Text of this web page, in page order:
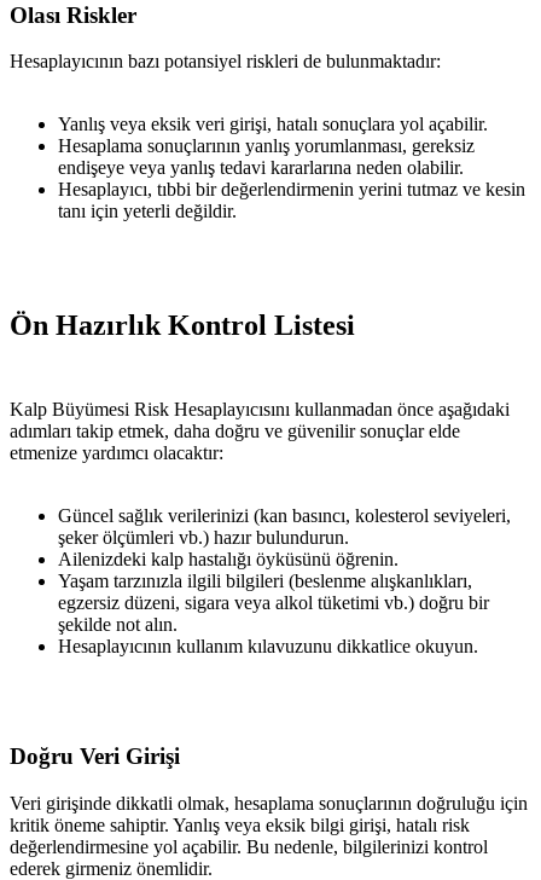
Olası Riskler
Hesaplayıcının bazı potansiyel riskleri de bulunmaktadır:
Yanlış veya eksik veri girişi, hatalı sonuçlara yol açabilir.
Hesaplama sonuçlarının yanlış yorumlanması, gereksiz
endişeye veya yanlış tedavi kararlarına neden olabilir.
Hesaplayıcı, tıbbi bir değerlendirmenin yerini tutmaz ve kesin
tanı için yeterli değildir.
Ön Hazırlık Kontrol Listesi
Kalp Büyümesi Risk Hesaplayıcısını kullanmadan önce aşağıdaki
adımları takip etmek, daha doğru ve güvenilir sonuçlar elde
etmenize yardımcı olacaktır:
Güncel sağlık verilerinizi (kan basıncı, kolesterol seviyeleri,
şeker ölçümleri vb.) hazır bulundurun.
Ailenizdeki kalp hastalığı öyküsünü öğrenin.
Yaşam tarzınızla ilgili bilgileri (beslenme alışkanlıkları,
egzersiz düzeni, sigara veya alkol tüketimi vb.) doğru bir
şekilde not alın.
Hesaplayıcının kullanım kılavuzunu dikkatlice okuyun.
Doğru Veri Girişi
Veri girişinde dikkatli olmak, hesaplama sonuçlarının doğruluğu için
kritik öneme sahiptir. Yanlış veya eksik bilgi girişi, hatalı risk
değerlendirmesine yol açabilir. Bu nedenle, bilgilerinizi kontrol
ederek girmeniz önemlidir.